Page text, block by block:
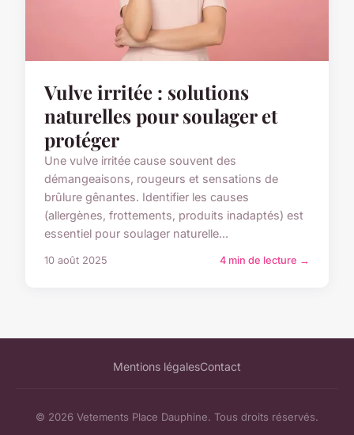
Vulve irritée : solutions
naturelles pour soulager et
protéger
Une vulve irritée cause souvent des
démangeaisons, rougeurs et sensations de
brûlure gênantes. Identifier les causes
(allergènes, frottements, produits inadaptés) est
essentiel pour soulager naturelle...
10 août 2025 4 min de lecture →
Mentions légalesContact
© 2026 Vetements Place Dauphine. Tous droits réservés.